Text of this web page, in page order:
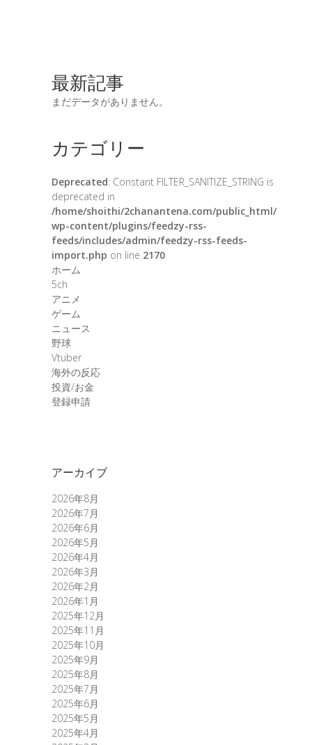
最新記事
まだデータがありません。
カテゴリー
Deprecated: Constant FILTER_SANITIZE_STRING is
deprecated in
/home/shoithi/2chanantena.com/public_html/
wp-content/plugins/feedzy-rss-
feeds/includes/admin/feedzy-rss-feeds-
import.php on line 2170
ホーム
5ch
アニメ
ゲーム
ニュース
野球
Vtuber
海外の反応
投資/お金
登録申請
アーカイブ
2026年8月
2026年7月
2026年6月
2026年5月
2026年4月
2026年3月
2026年2月
2026年1月
2025年12月
2025年11月
2025年10月
2025年9月
2025年8月
2025年7月
2025年6月
2025年5月
2025年4月